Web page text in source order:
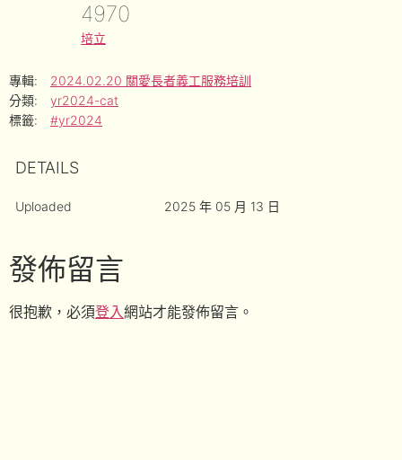
4970
培立
專輯:
2024.02.20 關愛長者義工服務培訓
分類:
yr2024-cat
標籤:
#yr2024
DETAILS
Uploaded 2025 年 05 月 13 日
發佈留言
很抱歉，必須登入網站才能發佈留言。